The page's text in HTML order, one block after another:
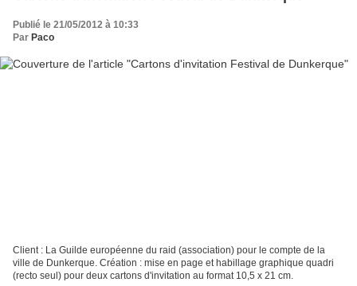
Publié le 21/05/2012 à 10:33
Par Paco
Client : La Guilde européenne du raid (association) pour le compte de la
ville de Dunkerque. Création : mise en page et habillage graphique quadri
(recto seul) pour deux cartons d'invitation au format 10,5 x 21 cm.